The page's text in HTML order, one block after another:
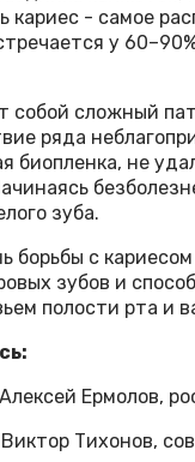
кариес - самое
у
собой сложный
ряда
биопленка, не
зуба.
борьбы с
зубов и
полости рта и
Ермолов,
Тихонов,